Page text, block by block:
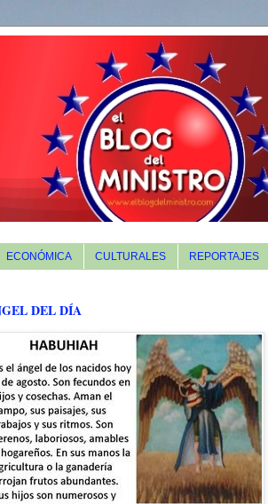
ECONÓMICA CULTURALES REPORTAJES
DEL DÍA